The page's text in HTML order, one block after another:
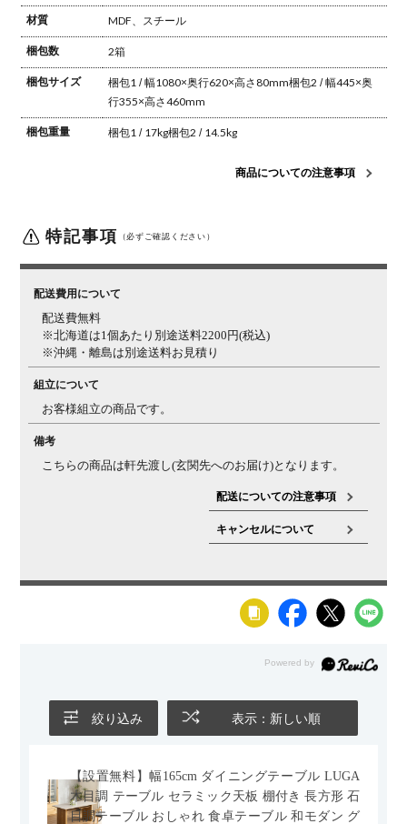
材質 MDF、スチール
梱包数 2箱
梱包サイズ 梱包1 / 幅1080×奥行620×高さ80mm梱包2 / 幅445×奥
行355×高さ460mm
梱包重量 梱包1 / 17kg梱包2 / 14.5kg
商品についての注意事項
特記事項 （必ずご確認ください）
配送費用について
配送費無料
※北海道は1個あたり別途送料2200円(税込)
※沖縄・離島は別途送料お見積り
組立について
お客様組立の商品です。
備考
こちらの商品は軒先渡し(玄関先へのお届け)となります。
配送についての注意事項
キャンセルについて
絞り込み 表示：新しい順
【設置無料】幅165cm ダイニングテーブル LUGA
木目調 テーブル セラミック天板 棚付き 長方形 石
目調テーブル おしゃれ 食卓テーブル 和モダン グ